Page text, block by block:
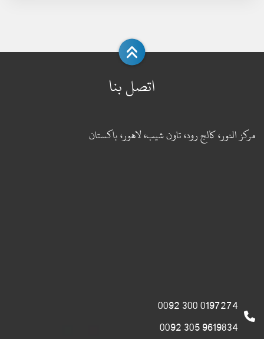
اتصل بنا
مركز النور، كالج رود، تاون شيب، لاهور، باكستان
0197274 300 0092
9619834 305 0092